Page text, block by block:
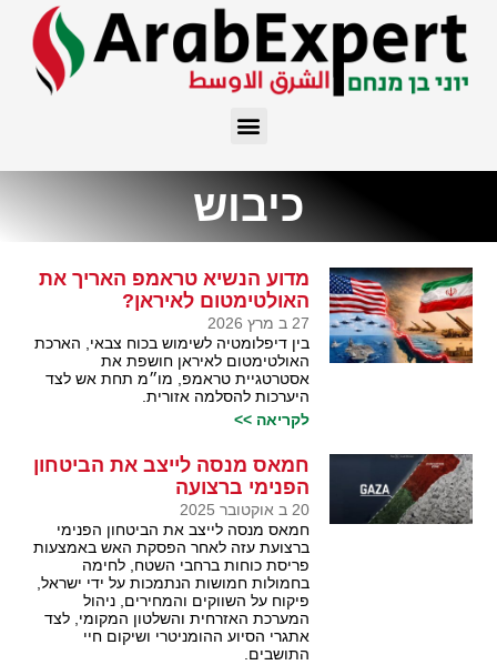
כיבוש
מדוע הנשיא טראמפ האריך את
האולטימטום לאיראן?
27 ב מרץ 2026
בין דיפלומטיה לשימוש בכוח צבאי, הארכת
האולטימטום לאיראן חושפת את
אסטרטגיית טראמפ, מו״מ תחת אש לצד
היערכות להסלמה אזורית.
לקריאה >>
חמאס מנסה לייצב את הביטחון
הפנימי ברצועה
20 ב אוקטובר 2025
חמאס מנסה לייצב את הביטחון הפנימי
ברצועת עזה לאחר הפסקת האש באמצעות
פריסת כוחות ברחבי השטח, לחימה
בחמולות חמושות הנתמכות על ידי ישראל,
פיקוח על השווקים והמחירים, ניהול
המערכת האזרחית והשלטון המקומי, לצד
אתגרי הסיוע ההומניטרי ושיקום חיי
התושבים.